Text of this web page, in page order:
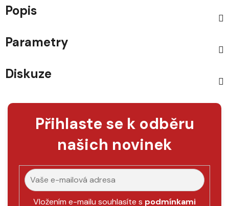
Popis
Parametry
Diskuze
Přihlaste se k odběru
našich novinek
Vložením e-mailu souhlasíte s podmínkami